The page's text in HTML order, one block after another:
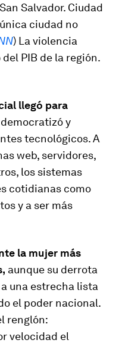
Salvador. Ciudad
ciudad no
) La violencia
PIB de la región.
llegó para
y
tecnológicos. A
web, servidores,
los sistemas
cotidianas como
y a ser más
la mujer más
aunque su derrota
una estrecha lista
el poder nacional.
renglón:
velocidad el